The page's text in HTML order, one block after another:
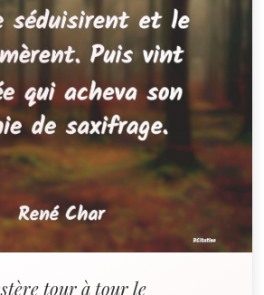
tour à tour le